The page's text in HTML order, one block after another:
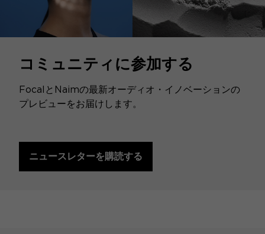
コミュニティに参加する
FocalとNaimの最新オーディオ・イノベーションの
プレビューをお届けします。
ニュースレターを購読する